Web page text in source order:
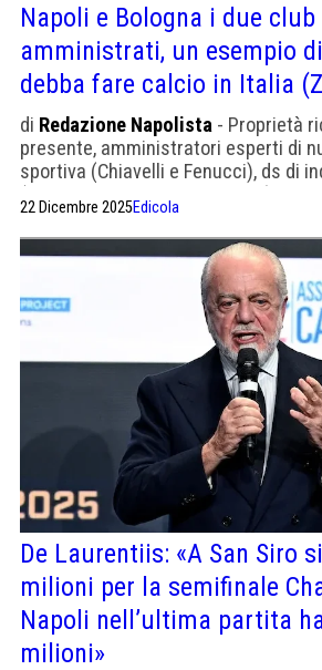
Napoli e Bologna i due
amministrati, un esempio
debba fare calcio in Italia
di Redazione Napolista - Proprietà
presente, amministratori esperti di
sportiva (Chiavelli e Fenucci), ds di
(Manna dopo Giuntoli e Sartori),
naturalmente, allenatori d’alto livello
22 Dicembre 2025Edicola
De Laurentiis: «A San Siro
milioni per la semifinale
Napoli nell’ultima partita
milioni»